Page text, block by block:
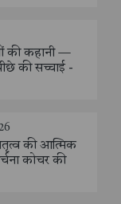
की कहानी —
की सच्चाई -
की आत्मिक
कोचर की